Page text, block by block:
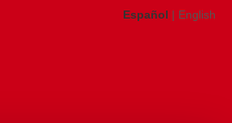
Español | English